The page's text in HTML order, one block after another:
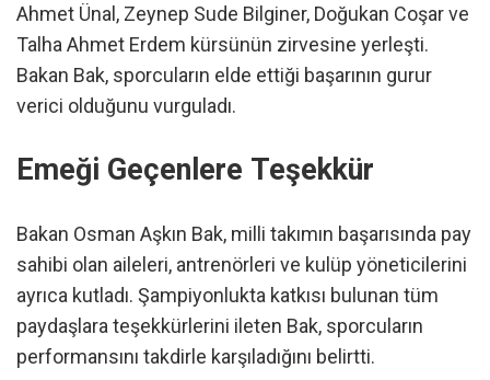
Ahmet Ünal, Zeynep Sude Bilginer, Doğukan Coşar ve
Talha Ahmet Erdem kürsünün zirvesine yerleşti.
Bakan Bak, sporcuların elde ettiği başarının gurur
verici olduğunu vurguladı.
Emeği Geçenlere Teşekkür
Bakan Osman Aşkın Bak, milli takımın başarısında pay
sahibi olan aileleri, antrenörleri ve kulüp yöneticilerini
ayrıca kutladı. Şampiyonlukta katkısı bulunan tüm
paydaşlara teşekkürlerini ileten Bak, sporcuların
performansını takdirle karşıladığını belirtti.